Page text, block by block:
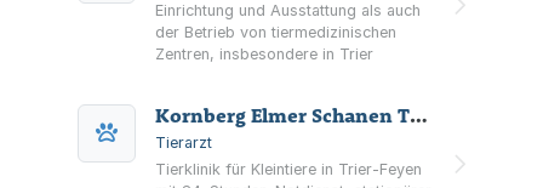
Einrichtung und Ausstattung als auch
der Betrieb von tiermedizinischen
Zentren, insbesondere in Trier
Kornberg Elmer Schanen Tierärztliche Klinik für Kleintiere
Tierarzt
Tierklinik für Kleintiere in Trier-Feyen